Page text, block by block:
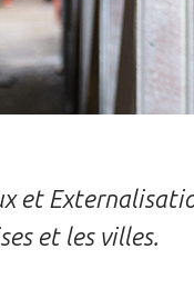
et
et les villes.